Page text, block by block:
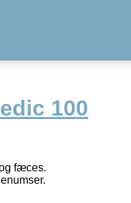
100
fæces.